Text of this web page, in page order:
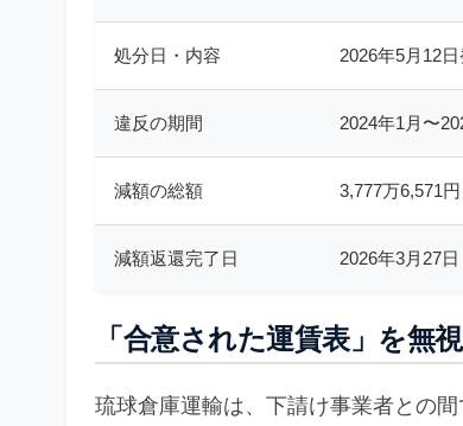
処分日・内容 2026年5月12
違反の期間 2024年1月〜
減額の総額 3,777万6,571円
減額返還完了日 2026年3月27
「合意された運賃表」を無
琉球倉庫運輸は、下請け事業者との